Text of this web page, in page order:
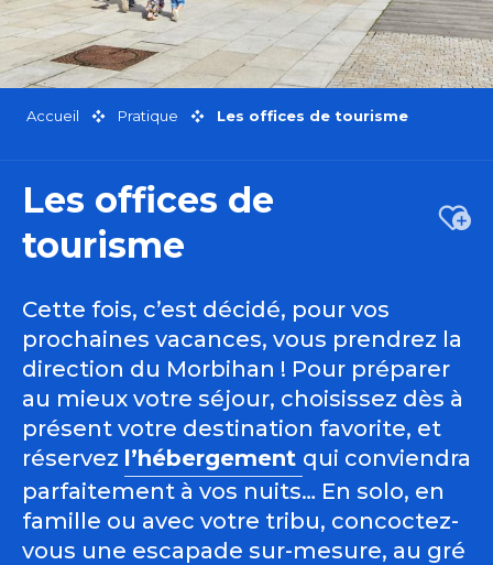
Accueil Pratique Les offices de tourisme
Les offices de
tourisme
Cette fois, c’est décidé, pour vos
prochaines vacances, vous prendrez la
direction du Morbihan ! Pour préparer
au mieux votre séjour, choisissez dès à
présent votre destination favorite, et
réservez l’hébergement qui conviendra
parfaitement à vos nuits… En solo, en
famille ou avec votre tribu, concoctez-
vous une escapade sur-mesure, au gré